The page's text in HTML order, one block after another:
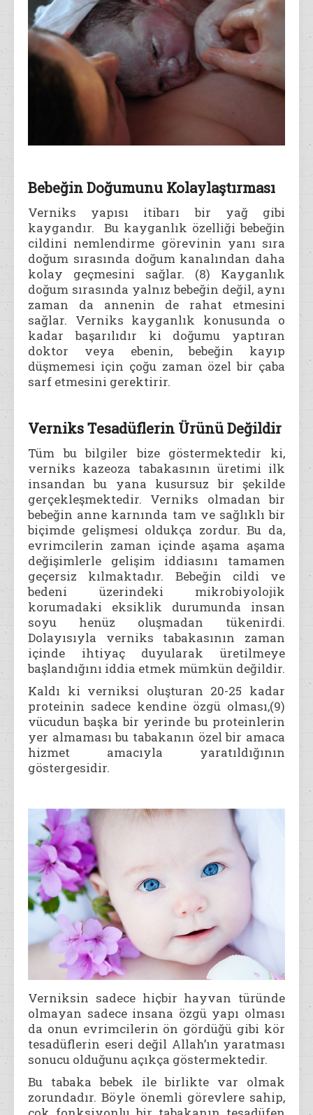
Bebeğin Doğumunu Kolaylaştırması
Verniks yapısı itibarı bir yağ gibi
kaygandır. Bu kayganlık özelliği bebeğin
cildini nemlendirme görevinin yanı sıra
doğum sırasında doğum kanalından daha
kolay geçmesini sağlar. (8) Kayganlık
doğum sırasında yalnız bebeğin değil, aynı
zaman da annenin de rahat etmesini
sağlar. Verniks kayganlık konusunda o
kadar başarılıdır ki doğumu yaptıran
doktor veya ebenin, bebeğin kayıp
düşmemesi için çoğu zaman özel bir çaba
sarf etmesini gerektirir.
Verniks Tesadüflerin Ürünü Değildir
Tüm bu bilgiler bize göstermektedir ki,
verniks kazeoza tabakasının üretimi ilk
insandan bu yana kusursuz bir şekilde
gerçekleşmektedir. Verniks olmadan bir
bebeğin anne karnında tam ve sağlıklı bir
biçimde gelişmesi oldukça zordur. Bu da,
evrimcilerin zaman içinde aşama aşama
değişimlerle gelişim iddiasını tamamen
geçersiz kılmaktadır. Bebeğin cildi ve
bedeni üzerindeki mikrobiyolojik
korumadaki eksiklik durumunda insan
soyu henüz oluşmadan tükenirdi.
Dolayısıyla verniks tabakasının zaman
içinde ihtiyaç duyularak üretilmeye
başlandığını iddia etmek mümkün değildir.
Kaldı ki verniksi oluşturan 20-25 kadar
proteinin sadece kendine özgü olması,(9)
vücudun başka bir yerinde bu proteinlerin
yer almaması bu tabakanın özel bir amaca
hizmet amacıyla yaratıldığının
göstergesidir.
Verniksin sadece hiçbir hayvan türünde
olmayan sadece insana özgü yapı olması
da onun evrimcilerin ön gördüğü gibi kör
tesadüflerin eseri değil Allah’ın yaratması
sonucu olduğunu açıkça göstermektedir.
Bu tabaka bebek ile birlikte var olmak
zorundadır. Böyle önemli görevlere sahip,